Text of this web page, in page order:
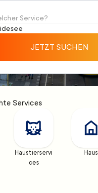
JETZT SUCHEN
Services
Haustierservi
ces
Haus